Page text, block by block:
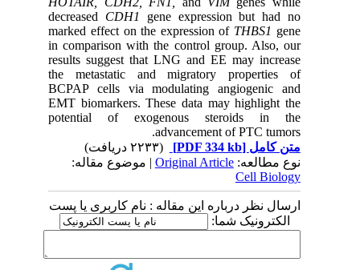
decreasedCDH1gene expression but had no
marked effect on the expression ofTHBS1gene
in comparison with the control group. Also, our
results suggest that LNG and EE may increase
the metastatic and migratory properties of
BCPAP cells via modulating angiogenic and
EMT biomarkers. These data may highlight the
potential of exogenous steroids in the
advancement of PTC tumors.
متن کامل[PDF 334 kb]
نوع مطالعه:Original Article| موضوع مقاله:
Cell Biology
ارسال نظر درباره این مقاله : نام کاربری یا پست
الکترونیک شما: